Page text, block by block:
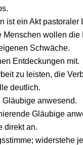
ist ein Akt pastoraler
Menschen wollen die
Schwäche.
Entdeckungen mit.
zu leisten, die
deutlich.
anwesend.
Gläubige
direkt an.
widerstehe